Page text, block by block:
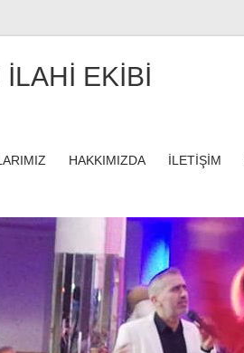
EKİBİ
HAKKIMIZDA İLETİŞİM